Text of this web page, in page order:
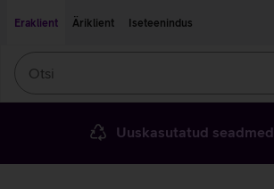
Eraklient
Äriklient Iseteenindus
Uuskasutatud seadmed